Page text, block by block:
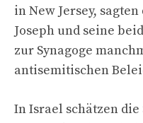
in New Jersey,
Joseph und seine
zur Synagoge
antisemitischen
In Israel schätzen